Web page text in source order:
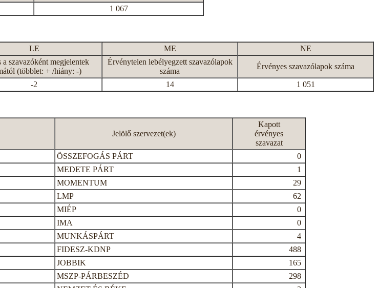
1 067
LE ME
NE
a szavazóként megjelentek
(többlet: + /hiány: -)
Érvénytelen lebélyegzett szavazólapok
száma
Érvényes szavazólapok száma
-2 14 1 051
Jelölő szervezet(ek)
Kapott
érvényes
szavazat
ÖSSZEFOGÁS PÁRT
0
MEDETE PÁRT
1
MOMENTUM
29
LMP
62
MIÉP
0
IMA
0
MUNKÁSPÁRT
4
FIDESZ-KDNP
488
JOBBIK
165
MSZP-PÁRBESZÉD
298